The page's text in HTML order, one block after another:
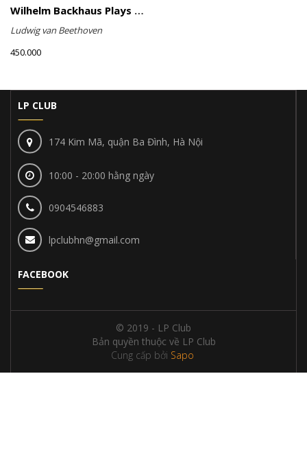
Wilhelm Backhaus Plays Beethoven
Ludwig van Beethoven
450.000
LP CLUB
174 Kim Mã, quận Ba Đình, Hà Nội
10:00 - 20:00 hằng ngày
0904546883
lpclubhn@gmail.com
FACEBOOK
© 2019 - LP Club
Bản quyền thuộc về LP Club
Cung cấp bởi Sapo